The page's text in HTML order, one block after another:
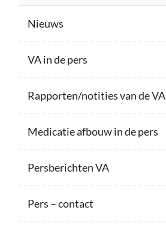
Nieuws
VA in de pers
Rapporten/notities van de VA
Medicatie afbouw in de pers
Persberichten VA
Pers – contact